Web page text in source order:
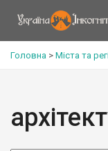
Головна > Міста та